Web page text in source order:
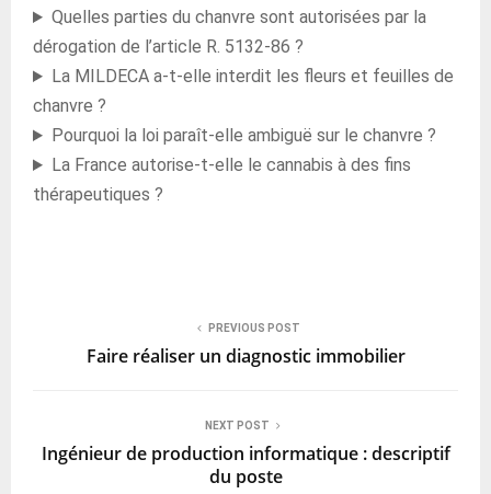
Quelles parties du chanvre sont autorisées par la
dérogation de l’article R. 5132-86 ?
La MILDECA a-t-elle interdit les fleurs et feuilles de
chanvre ?
Pourquoi la loi paraît-elle ambiguë sur le chanvre ?
La France autorise-t-elle le cannabis à des fins
thérapeutiques ?
PREVIOUS POST
Faire réaliser un diagnostic immobilier
NEXT POST
Ingénieur de production informatique : descriptif
du poste